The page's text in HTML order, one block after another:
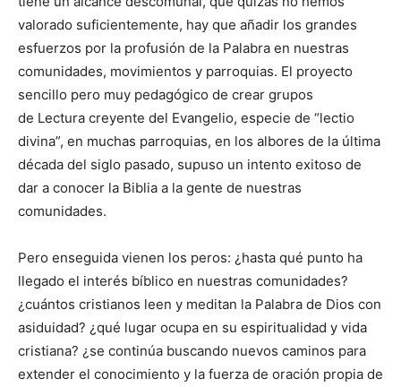
valorado suficientemente, hay que añadir los grandes
esfuerzos por la profusión de la Palabra en nuestras
comunidades, movimientos y parroquias. El proyecto
sencillo pero muy pedagógico de crear grupos
de Lectura creyente del Evangelio, especie de “lectio
divina”, en muchas parroquias, en los albores de la última
década del siglo pasado, supuso un intento exitoso de
dar a conocer la Biblia a la gente de nuestras
comunidades.
Pero enseguida vienen los peros: ¿hasta qué punto ha
llegado el interés bíblico en nuestras comunidades?
¿cuántos cristianos leen y meditan la Palabra de Dios con
asiduidad? ¿qué lugar ocupa en su espiritualidad y vida
cristiana? ¿se continúa buscando nuevos caminos para
extender el conocimiento y la fuerza de oración propia de